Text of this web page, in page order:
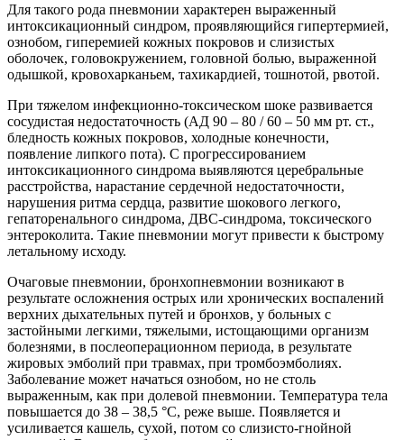
Для такого рода пневмонии характерен выраженный
интоксикационный синдром, проявляющийся гипертермией,
ознобом, гиперемией кожных покровов и слизистых
оболочек, головокружением, головной болью, выраженной
одышкой, кровохарканьем, тахикардией, тошнотой, рвотой.
При тяжелом инфекционно-токсическом шоке развивается
сосудистая недостаточность (АД 90 – 80 / 60 – 50 мм рт. ст.,
бледность кожных покровов, холодные конечности,
появление липкого пота). С прогрессированием
интоксикационного синдрома выявляются церебральные
расстройства, нарастание сердечной недостаточности,
нарушения ритма сердца, развитие шокового легкого,
гепаторенального синдрома, ДВС-синдрома, токсического
энтероколита. Такие пневмонии могут привести к быстрому
летальному исходу.
Очаговые пневмонии, бронхопневмонии возникают в
результате осложнения острых или хронических воспалений
верхних дыхательных путей и бронхов, у больных с
застойными легкими, тяжелыми, истощающими организм
болезнями, в послеоперационном периода, в результате
жировых эмболий при травмах, при тромбоэмболиях.
Заболевание может начаться ознобом, но не столь
выраженным, как при долевой пневмонии. Температура тела
повышается до 38 – 38,5 °С, реже выше. Появляется и
усиливается кашель, сухой, потом со слизисто-гнойной